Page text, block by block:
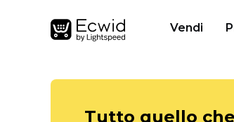
Vendi
Tutto quello